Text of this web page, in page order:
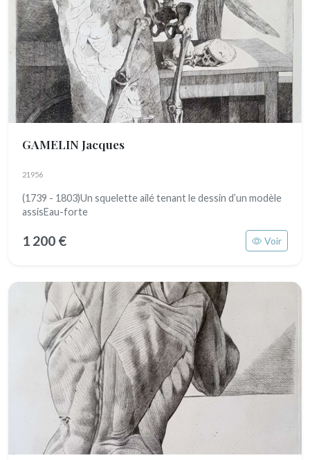
GAMELIN Jacques
21956
(1739 - 1803)Un squelette ailé tenant le dessin d’un modèle
assisEau-forte
1 200 € Voir